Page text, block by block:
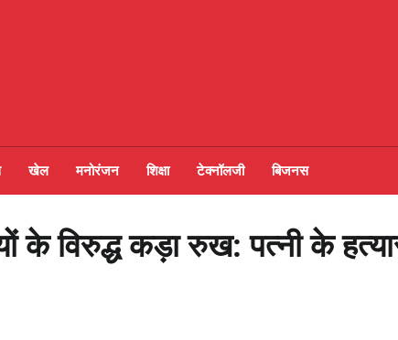
खेल मनोरंजन शिक्षा टेक्नॉलजी बिजनस
के विरुद्ध कड़ा रुख: पत्नी के